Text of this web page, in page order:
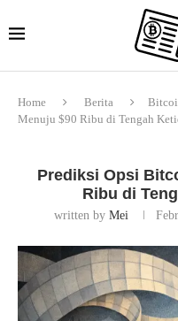
Home Berita
Menuju $90 Ribu di Tengah
Prediksi Opsi
Ribu di
written by Mei